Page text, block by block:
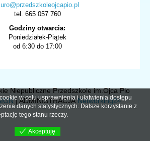
tel. 665 057 760
Godziny otwarcia:
Poniedziałek-Piątek
od 6:30 do 17:00
Niepubliczne Przedszkole im.Ojca Pio
| ADMINISTRACJANetworking24
w celu usprawnienia i ułatwienia dostępu
danych statystycznych. Dalsze korzystanie z
tego stanu rzeczy.
Akceptuję